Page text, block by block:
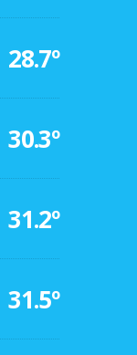
28.7º
30.3º
31.2º
31.5º